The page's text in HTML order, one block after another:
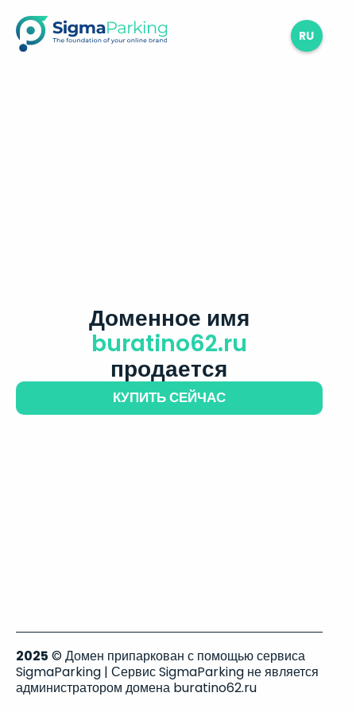
RU
Доменное имя
buratino62.ru
продается
КУПИТЬ СЕЙЧАС
2025 © Домен припаркован с помощью сервиса
SigmaParking | Сервис SigmaParking не является
администратором домена buratino62.ru